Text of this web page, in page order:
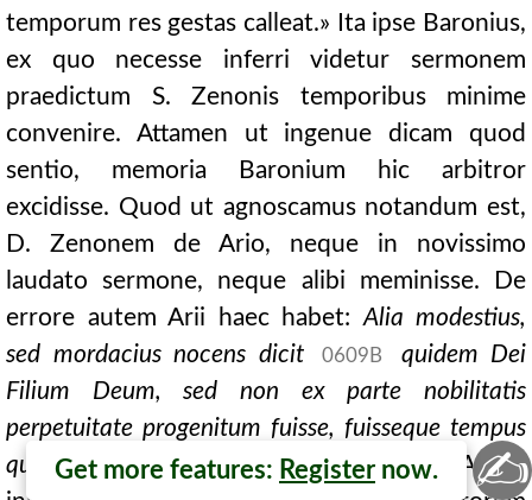
Get more features: Register now.
temporum res gestas calleat.» Ita ipse Baronius,
ex quo necesse inferri videtur sermonem
praedictum S. Zenonis temporibus minime
convenire. Attamen ut ingenue dicam quod
sentio, memoria Baronium hic arbitror
excidisse. Quod ut agnoscamus notandum est,
D. Zenonem de Ario, neque in novissimo
laudato sermone, neque alibi meminisse. De
errore autem Arii haec habet: Alia modestius,
sed mordacius nocens dicit
0609B
quidem Dei
Filium Deum, sed non ex parte nobilitatis
perpetuitate progenitum fuisse, fuisseque tempus
quando non fuit.Hunc errorem ante Arium
✍